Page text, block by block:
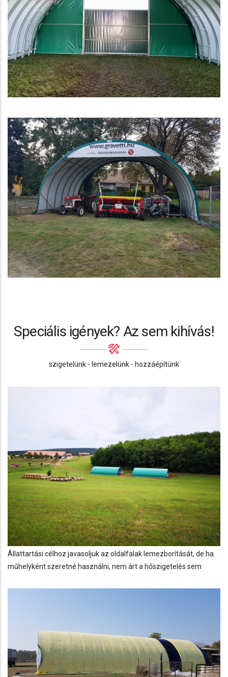
Speciális igények? Az sem kihívás!
szigetelünk - lemezelünk - hozzáépítünk
Állattartási célhoz javasoljuk az oldalfalak lemezborítását, de ha
műhelyként szeretné használni, nem árt a hőszigetelés sem